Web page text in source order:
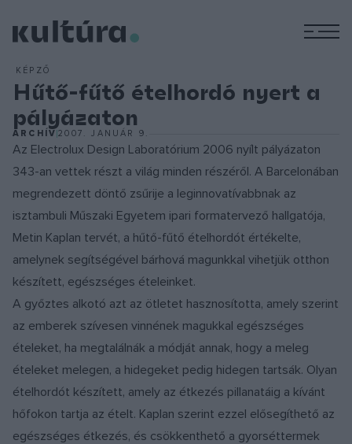
KÉPZŐ
Hűtő-fűtő ételhordó nyert a
pályázaton
ARCHÍV2007. JANUÁR 9.
Az Electrolux Design Laboratórium 2006 nyílt pályázaton
343-an vettek részt a világ minden részéről. A Barcelonában
megrendezett döntő zsűrije a leginnovatívabbnak az
isztambuli Műszaki Egyetem ipari formatervező hallgatója,
Metin Kaplan tervét, a hűtő-fűtő ételhordót értékelte,
amelynek segítségével bárhová magunkkal vihetjük otthon
készített, egészséges ételeinket.
A győztes alkotó azt az ötletet hasznosította, amely szerint
az emberek szívesen vinnének magukkal egészséges
ételeket, ha megtalálnák a módját annak, hogy a meleg
ételeket melegen, a hidegeket pedig hidegen tartsák. Olyan
ételhordót készített, amely az étkezés pillanatáig a kívánt
hőfokon tartja az ételt. Kaplan szerint ezzel elősegíthető az
egészséges étkezés, és csökkenthető a gyorséttermek